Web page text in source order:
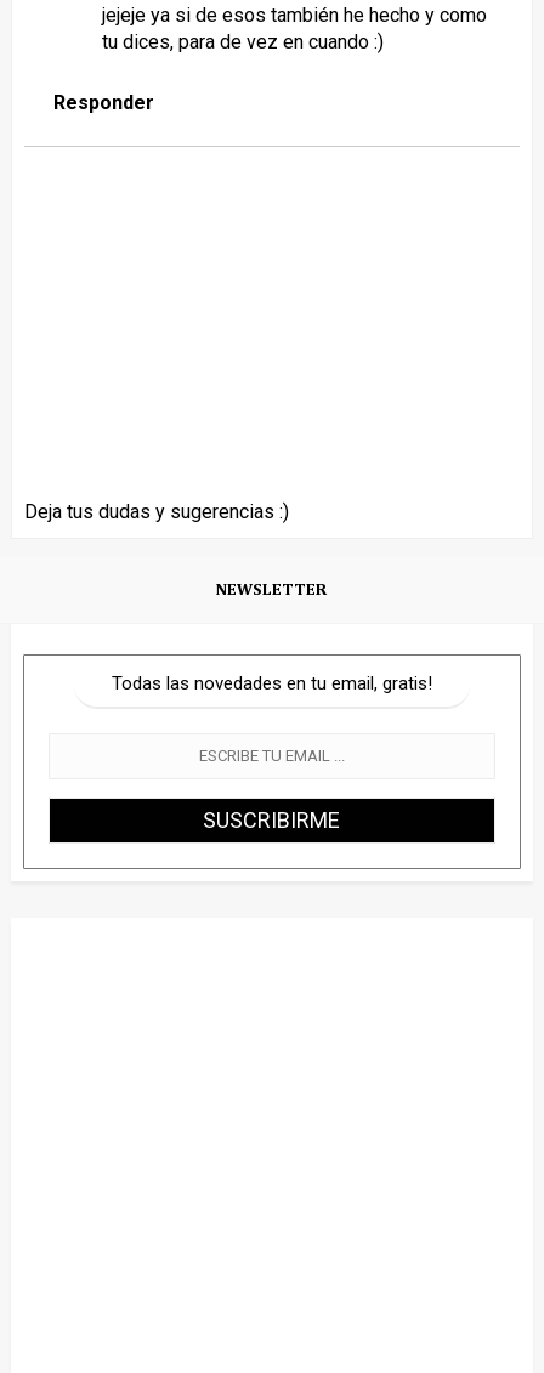
jejeje ya si de esos también he hecho y como
tu dices, para de vez en cuando :)
Responder
Deja tus dudas y sugerencias :)
NEWSLETTER
Todas las novedades en tu email, gratis!